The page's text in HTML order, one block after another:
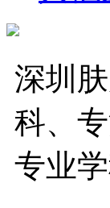
深圳
科、
专业